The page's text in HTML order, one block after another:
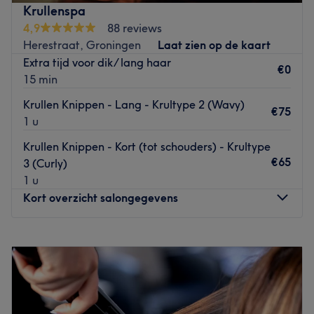
Wat we leuk vinden aan de salon: Sfeer: schoon, warm en
gezellig – een plek waar klanten zich direct welkom en op
hun gemak voelen.
Gespecialiseerd in: Kleuren Knippen
De extra’s: Sinds 2009 ervaring in het kappersvak door
eigenaresse Stephanie van Sonderen Persoonlijke
sfeer
Krullenspa
4,9
88 reviews
Herestraat, Groningen
Laat zien op de kaart
Extra tijd voor dik/ lang haar
15 min
€0
Krullen Knippen - Lang - Krultype 2 (Wavy)
1 u
€75
Krullen Knippen - Kort (tot schouders) - Krultype
3 (Curly)
1 u
€65
Kort overzicht salongegevens
Dinsdag
19:00
Woensdag
Gesloten
Donderdag
09:00 – 19:00
Vrijdag
09:00 – 19:00